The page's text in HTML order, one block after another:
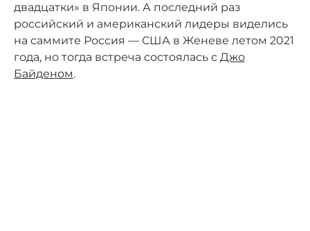
двадцатки» в Японии. А последний раз
российский и американский лидеры виделись
на саммите Россия — США в Женеве летом 2021
года, но тогда встреча состоялась с Джо
Байденом.